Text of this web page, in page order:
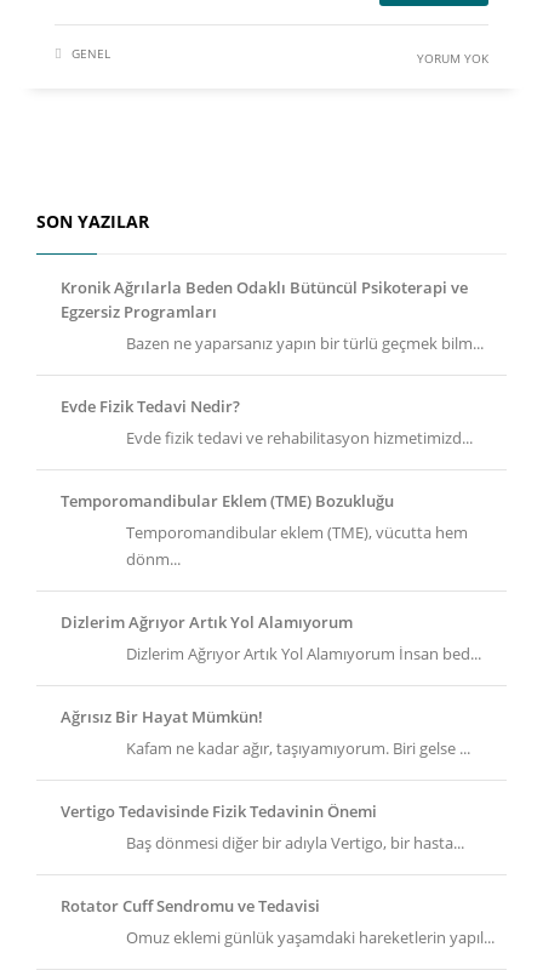
GENEL YORUM YOK
SON YAZILAR
Kronik Ağrılarla Beden Odaklı Bütüncül Psikoterapi ve
Egzersiz Programları
Bazen ne yaparsanız yapın bir türlü geçmek bilm...
Evde Fizik Tedavi Nedir?
Evde fizik tedavi ve rehabilitasyon hizmetimizd...
Temporomandibular Eklem (TME) Bozukluğu
Temporomandibular eklem (TME), vücutta hem
dönm...
Dizlerim Ağrıyor Artık Yol Alamıyorum
Dizlerim Ağrıyor Artık Yol Alamıyorum İnsan bed...
Ağrısız Bir Hayat Mümkün!
Kafam ne kadar ağır, taşıyamıyorum. Biri gelse ...
Vertigo Tedavisinde Fizik Tedavinin Önemi
Baş dönmesi diğer bir adıyla Vertigo, bir hasta...
Rotator Cuff Sendromu ve Tedavisi
Omuz eklemi günlük yaşamdaki hareketlerin yapıl...